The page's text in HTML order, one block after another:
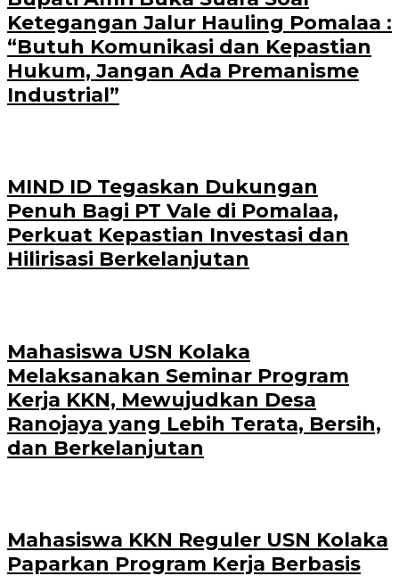
Ketegangan Jalur Hauling Pomalaa :
“Butuh Komunikasi dan Kepastian
Hukum, Jangan Ada Premanisme
Industrial”
MIND ID Tegaskan Dukungan
Penuh Bagi PT Vale di Pomalaa,
Perkuat Kepastian Investasi dan
Hilirisasi Berkelanjutan
Mahasiswa USN Kolaka
Melaksanakan Seminar Program
Kerja KKN, Mewujudkan Desa
Ranojaya yang Lebih Terata, Bersih,
dan Berkelanjutan
Mahasiswa KKN Reguler USN Kolaka
Paparkan Program Kerja Berbasis